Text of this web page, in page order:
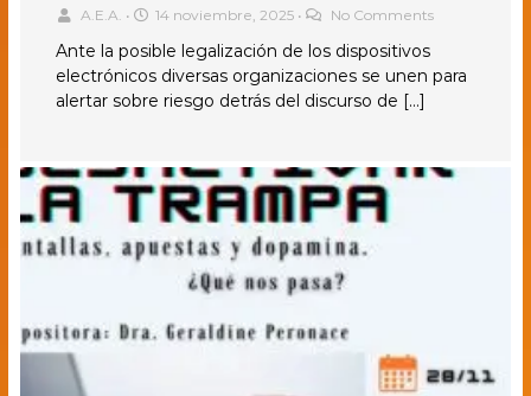
A.E.A. • 14 noviembre, 2025 • No Comments
Ante la posible legalización de los dispositivos
electrónicos diversas organizaciones se unen para
alertar sobre riesgo detrás del discurso de […]